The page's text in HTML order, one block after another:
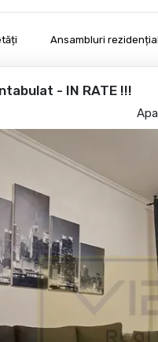
Ansambluri
- IN RATE !!!